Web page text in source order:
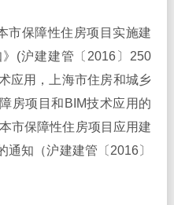
市保障性住房项目实施建
(沪建建管〔2016〕250
应用，上海市住房和城乡
房项目和BIM技术应用的
市保障性住房项目应用建
知（沪建建管〔2016〕